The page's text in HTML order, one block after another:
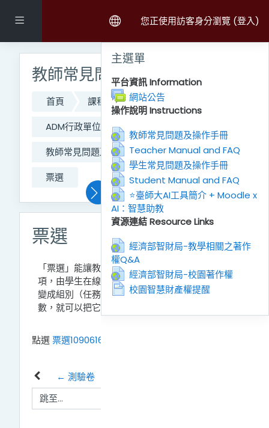
側板 您正使用訪客身分瀏覽 (登入)
教師常見問題及操作手冊
首頁 課程
111學年度第二學期課程
ADM行政單位
教師常見問題及操作手冊
置頂區
票選
票選
「票選」能讓教師自擬一個問題，並做出幾個選
項，由學生在線上投票選擇。教師也可以把選項
變成組別（任務）名稱，然後限制每組回答人
數，就可以把它變成學生自由選組的活動。
點選票選1090616.pdf
← 測驗卷
跳至...
主選單
平台資訊 Information
網站公告
操作說明 Instructions
教師常見問題及操作手冊
Teacher Manual and FAQ
學生常見問題及操作手冊
Student Manual and FAQ
⭐臺師大AI工具簡介 + Moodle x
AI：智慧助教
資源連結 Resource Links
經濟部智財局-教學相關之著作
權Q&A
經濟部智財局-校園著作權
校園智慧財產權提醒